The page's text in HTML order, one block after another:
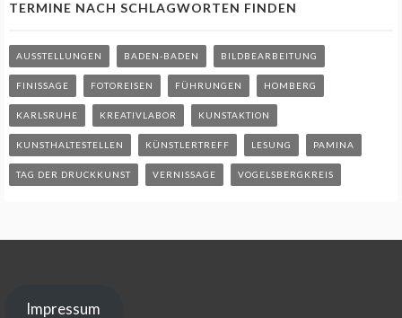
TERMINE NACH SCHLAGWORTEN FINDEN
AUSSTELLUNGEN BADEN-BADEN BILDBEARBEITUNG
FINISSAGE FOTOREISEN FÜHRUNGEN HOMBERG
KARLSRUHE KREATIVLABOR KUNSTAKTION
KUNSTHALTESTELLEN KÜNSTLERTREFF LESUNG PAMINA
TAG DER DRUCKKUNST VERNISSAGE VOGELSBERGKREIS
Impressum